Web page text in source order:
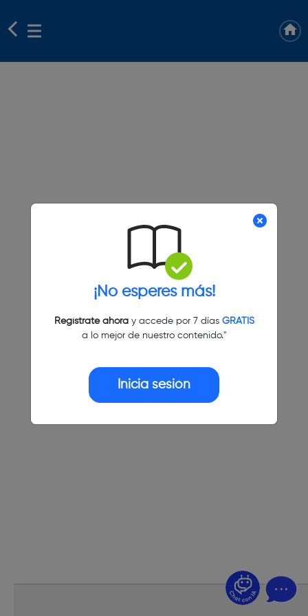
¡No esperes más!
Regístrate ahoray accede por 7 días GRATIS
a lo mejor de nuestro contenido."
Inicia sesión